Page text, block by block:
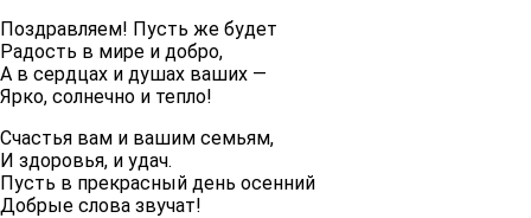
Поздравляем! Пусть же будет
Радость в мире и добро,
А в сердцах и душах ваших —
Ярко, солнечно и тепло!
Счастья вам и вашим семьям,
И здоровья, и удач.
Пусть в прекрасный день осенний
Добрые слова звучат!